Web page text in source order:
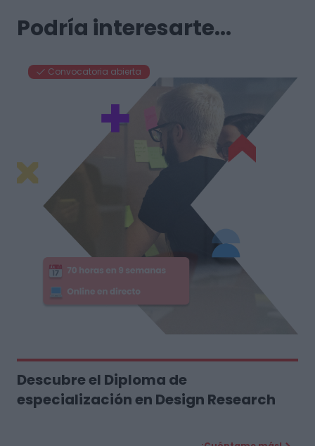
Podría interesarte...
Convocatoria abierta
Descubre el Diploma de
especialización en Design Research